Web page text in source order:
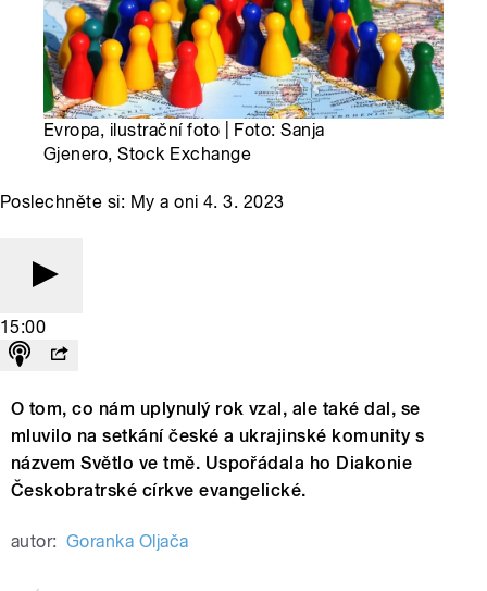
Evropa, ilustrační foto | Foto: Sanja
Gjenero, Stock Exchange
Poslechněte si: My a oni 4. 3. 2023
15:00
O tom, co nám uplynulý rok vzal, ale také dal, se
mluvilo na setkání české a ukrajinské komunity s
názvem Světlo ve tmě. Uspořádala ho Diakonie
Českobratrské církve evangelické.
autor: Goranka Oljača